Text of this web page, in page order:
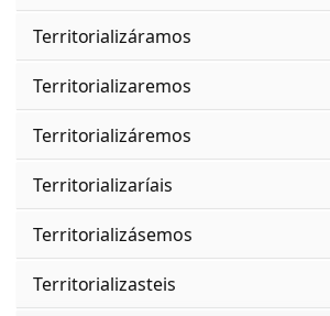
Territorializáramos
Territorializaremos
Territorializáremos
Territorializaríais
Territorializásemos
Territorializasteis